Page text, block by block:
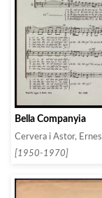
Bella Companyia
Cervera i Astor,
[1950-1970]